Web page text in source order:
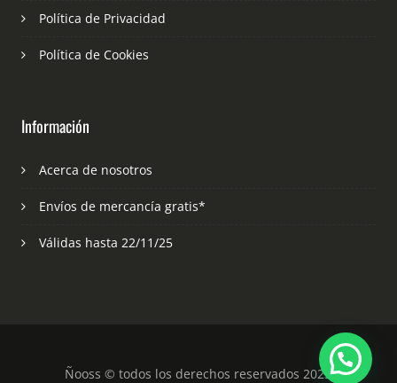
Política de Privacidad
Política de Cookies
Información
Acerca de nosotros
Envíos de mercancía gratis*
Válidas hasta 22/11/25
Ñooss © todos los derechos reservados 2023